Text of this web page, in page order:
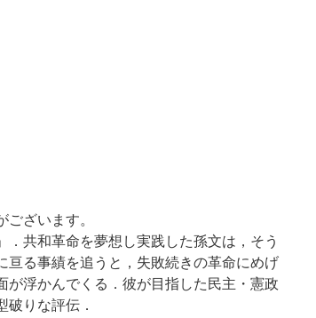
ざいます。
共和革命を夢想し実践した孫文は，そう
亘る事績を追うと，失敗続きの革命にめげ
浮かんでくる．彼が目指した民主・憲政
りな評伝．